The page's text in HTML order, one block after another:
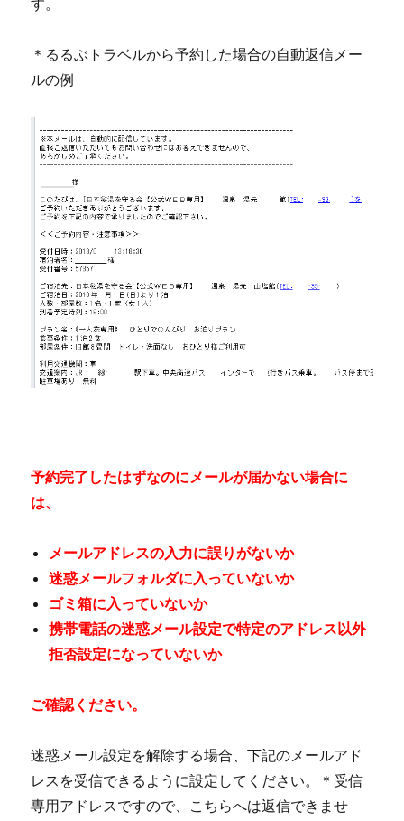
＊るるぶトラベルから予約した場合の自動返信メー
ルの例
予約完了したはずなのにメールが届かない場合に
は、
メールアドレスの入力に誤りがないか
迷惑メールフォルダに入っていないか
ゴミ箱に入っていないか
携帯電話の迷惑メール設定で特定のアドレス以外
拒否設定になっていないか
ご確認ください。
迷惑メール設定を解除する場合、下記のメールアド
レスを受信できるように設定してください。＊受信
専用アドレスですので、こちらへは返信できませ